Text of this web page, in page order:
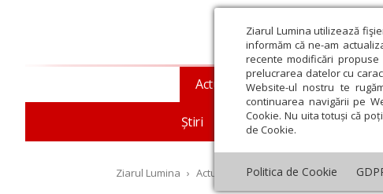
Ziarul Lumina utilizează
informăm că ne-am
recente modificări
prelucrarea datelor cu
Website-ul nostru te
continuarea navigării pe
Cookie. Nu uita totuși că
de Cookie.
Politica de Cookie
Actualitate religioasă
Știri Mesaje și cuvântări
Ziarul Lumina › Actualitate religioasă › Mesaje și